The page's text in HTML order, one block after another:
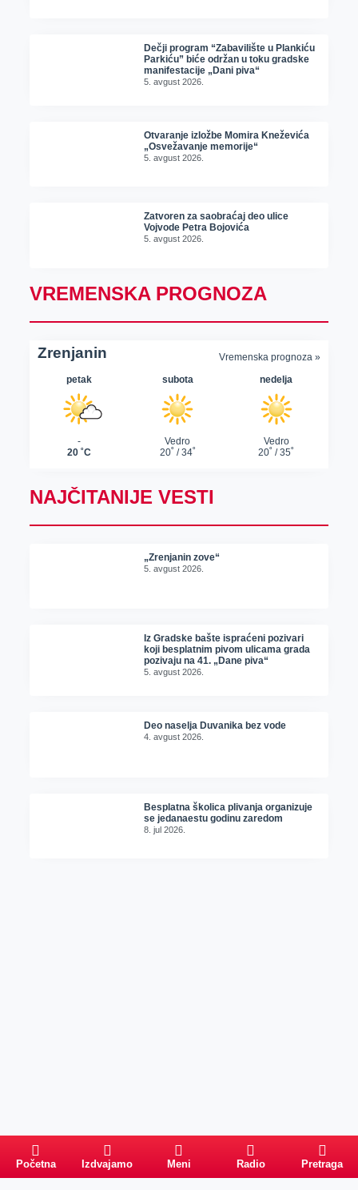
Dečji program “Zabavilište u Plankiću
Parkiću” biće održan u toku gradske
manifestacije „Dani piva“
5. avgust 2026.
Otvaranje izložbe Momira Kneževića
„Osvežavanje memorije“
5. avgust 2026.
Zatvoren za saobraćaj deo ulice
Vojvode Petra Bojovića
5. avgust 2026.
VREMENSKA PROGNOZA
NAJČITANIJE VESTI
„Zrenjanin zove“
5. avgust 2026.
Iz Gradske bašte ispraćeni pozivari
koji besplatnim pivom ulicama grada
pozivaju na 41. „Dane piva“
5. avgust 2026.
Deo naselja Duvanika bez vode
4. avgust 2026.
Besplatna školica plivanja organizuje
se jedanaestu godinu zaredom
8. jul 2026.
Početna Izdvajamo Meni Radio Pretraga